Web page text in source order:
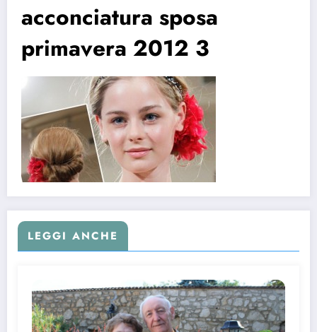
acconciatura sposa
primavera 2012 3
LEGGI ANCHE